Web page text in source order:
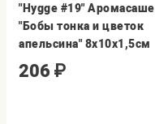
"Hygge #19" Аромасаше
"Бобы тонка и цветок
апельсина" 8х10х1,5см
206 ₽